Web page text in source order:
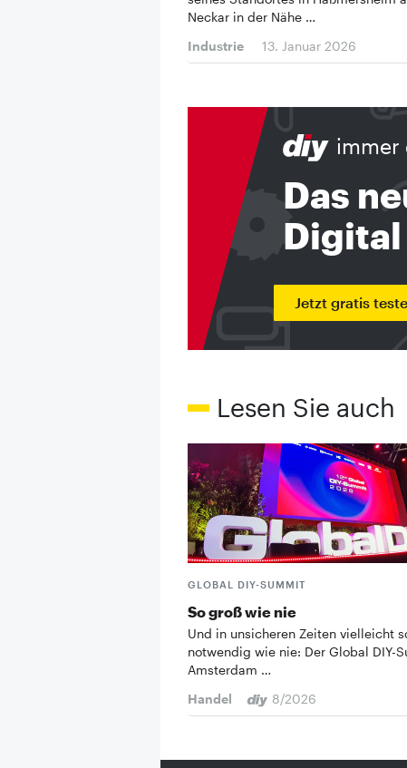
Neckar in der Nähe …
Industrie
13. Januar 2026
immer
Das
Digital
Jetzt gratis
Lesen Sie auch
GLOBAL DIY-SUMMIT
So groß wie nie
Und in unsicheren Zeiten vielleicht
notwendig wie nie: Der Global DIY-
Amsterdam …
Handel
8/2026